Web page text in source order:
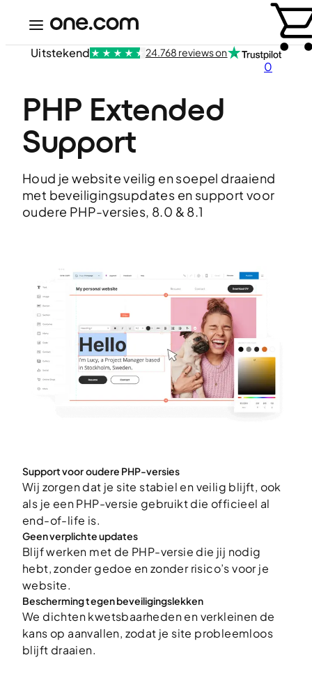
0
Uitstekend 24.768 reviews on
PHP Extended
Support
Houd je website veilig en soepel draaiend
met beveiligingsupdates en support voor
oudere PHP-versies, 8.0 & 8.1
Support voor oudere PHP-versies
Wij zorgen dat je site stabiel en veilig blijft, ook
als je een PHP-versie gebruikt die officieel al
end-of-life is.
Geen verplichte updates
Blijf werken met de PHP-versie die jij nodig
hebt, zonder gedoe en zonder risico’s voor je
website.
Bescherming tegen beveiligingslekken
We dichten kwetsbaarheden en verkleinen de
kans op aanvallen, zodat je site probleemloos
blijft draaien.